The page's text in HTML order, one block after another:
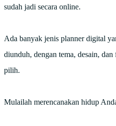
sudah jadi secara online.
Ada banyak jenis planner digital
diunduh, dengan tema, desain,
pilih.
Mulailah merencanakan hidup